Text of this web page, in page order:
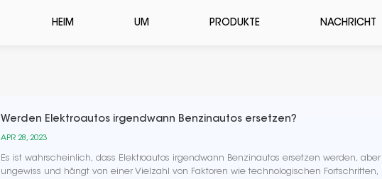
HEIM UM PRODUKTE NACHRICHT
Werden Elektroautos irgendwann Benzinautos ersetzen?
APR 28, 2023
Es ist wahrscheinlich, dass Elektroautos irgendwann Benzinautos ersetzen werden,
ungewiss und hängt von einer Vielzahl von Faktoren wie technologischen Fortschritten,